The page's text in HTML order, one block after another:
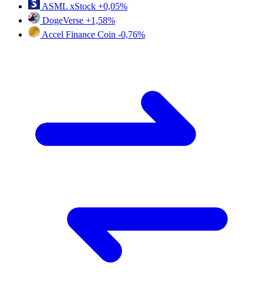
ASML xStock +0,05%
DogeVerse +1,58%
Accel Finance Coin -0,76%